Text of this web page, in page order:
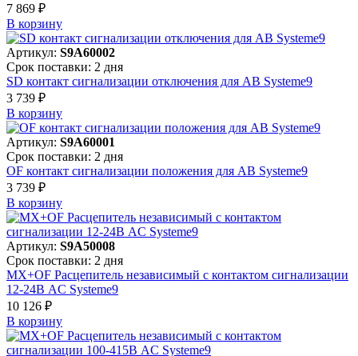
7 869 ₽
В корзинy
Артикул: S9A60002
Срок поставки: 2 дня
SD контакт сигнализации отключения для АВ Systeme9
3 739 ₽
В корзинy
Артикул: S9A60001
Срок поставки: 2 дня
OF контакт сигнализации положения для АВ Systeme9
3 739 ₽
В корзинy
Артикул: S9A50008
Срок поставки: 2 дня
MX+OF Расцепитель независимый с контактом сигнализации
12-24В AC Systeme9
10 126 ₽
В корзинy